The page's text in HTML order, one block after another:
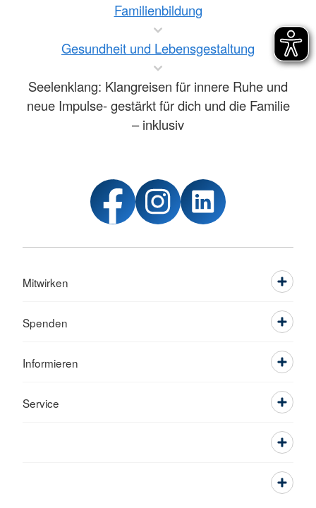
Familienbildung
Gesundheit und Lebensgestaltung
Seelenklang: Klangreisen für innere Ruhe und
neue Impulse- gestärkt für dich und die Familie
– inklusiv
Mitwirken
Spenden
Informieren
Service